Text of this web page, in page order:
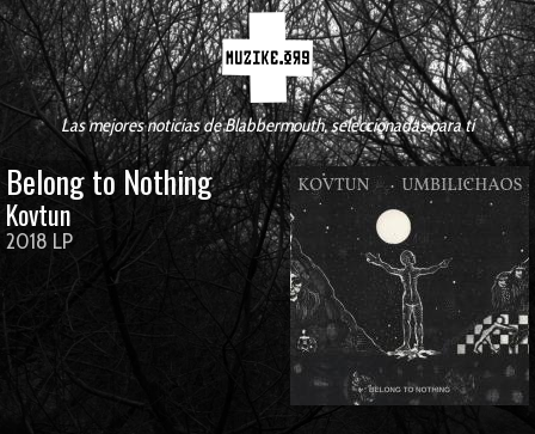
Las mejores noticias de Blabbermouth, seleccionadas para tí
Belong to Nothing
Kovtun
2018 LP